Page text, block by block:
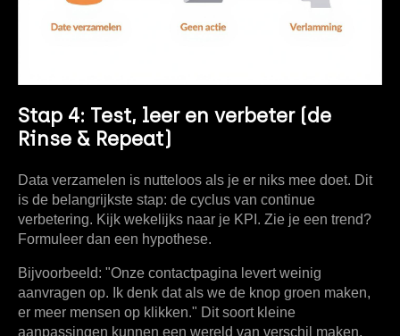
Stap 4: Test, leer en verbeter (de
Rinse & Repeat)
Data verzamelen is nutteloos als je er niks mee doet. Dit
is de belangrijkste stap: de cyclus van continue
verbetering. Kijk wekelijks naar je KPI. Zie je een trend?
Formuleer dan een hypothese.
Bijvoorbeeld: "Onze contactpagina levert weinig
aanvragen op.
Ik denk dat als we de knop groen maken,
er meer mensen op klikken." Dit soort kleine
aanpassingen kunnen een wereld van verschil maken,